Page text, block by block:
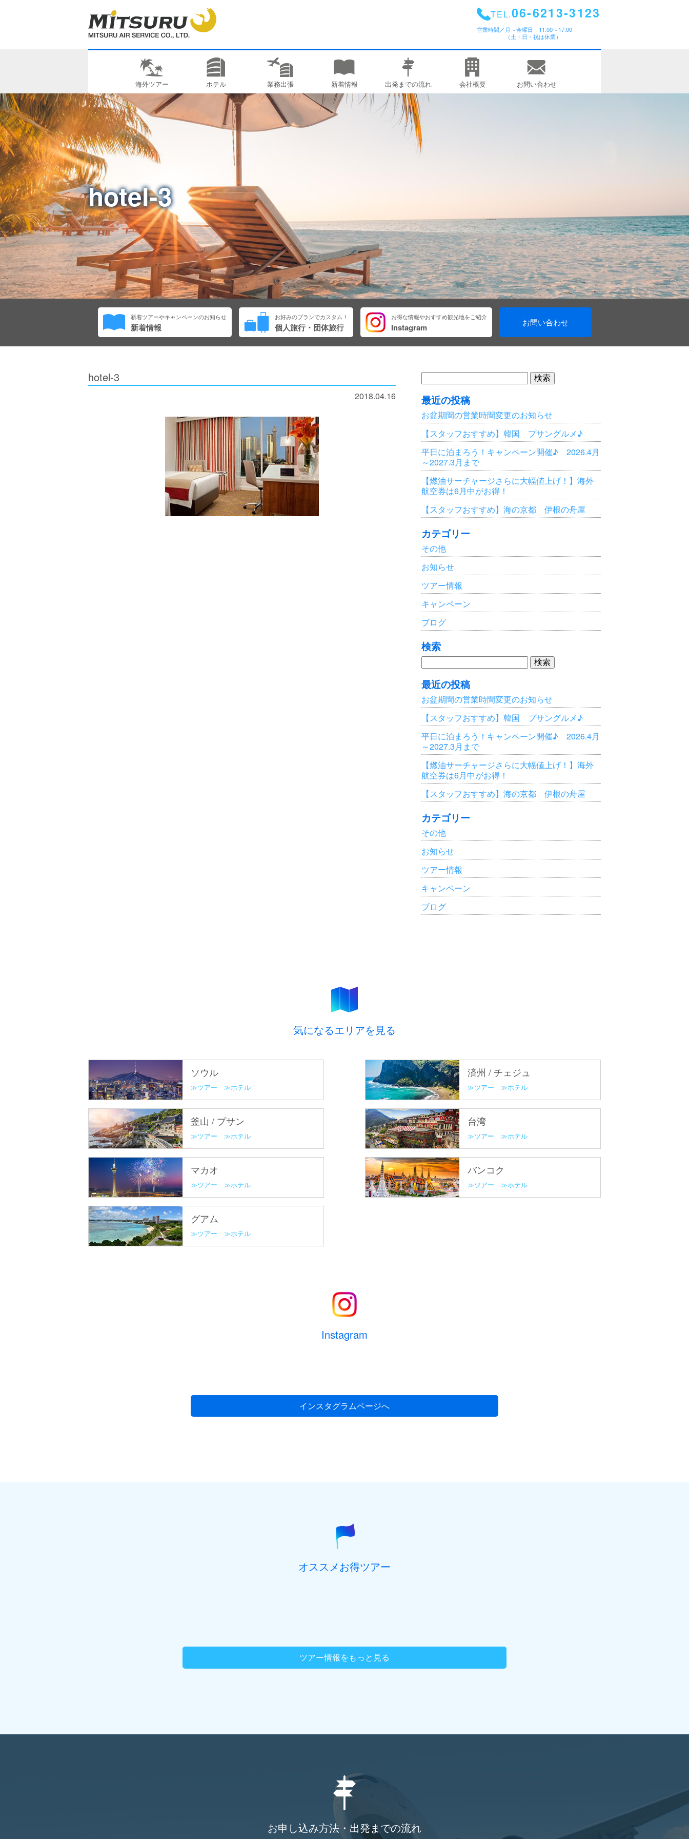
TEL.06-6213-3123
営業時間／ 月～金曜日 11:00～17:00
（土・日・祝は休業）
海外ツアー ホテル 業務出張 新着情報 出発までの流れ 会社概要 お問い合わせ
hotel-3
新着ツアーやキャンペーンのお知らせ
新着情報
お好みのプランでカスタム！
個人旅行・団体旅行
お得な情報やおすすめ観光地をご紹介
Instagram お問い合わせ
hotel-3
2018.04.16
検
索:
最近の投稿
お盆期間の営業時間変更のお知らせ
【スタッフおすすめ】韓国 プサングルメ♪
平日に泊まろう！キャンペーン開催♪ 2026.4月
～2027.3月まで
【燃油サーチャージさらに大幅値上げ！】海外
航空券は6月中がお得！
【スタッフおすすめ】海の京都 伊根の舟屋
カテゴリー
その他
お知らせ
ツアー情報
キャンペーン
ブログ
検索
検
索:
最近の投稿
お盆期間の営業時間変更のお知らせ
【スタッフおすすめ】韓国 プサングルメ♪
平日に泊まろう！キャンペーン開催♪ 2026.4月
～2027.3月まで
【燃油サーチャージさらに大幅値上げ！】海外
航空券は6月中がお得！
【スタッフおすすめ】海の京都 伊根の舟屋
カテゴリー
その他
お知らせ
ツアー情報
キャンペーン
ブログ
気になるエリアを見る
ソウル
ツアー ホテル
済州 / チェジュ
ツアー ホテル
釜山 / プサン
ツアー ホテル
台湾
ツアー ホテル
マカオ
ツアー ホテル
バンコク
ツアー ホテル
グアム
ツアー ホテル
Instagram
インスタグラムページへ
オススメお得ツアー
ツアー情報をもっと見る
お申し込み方法・出発までの流れ